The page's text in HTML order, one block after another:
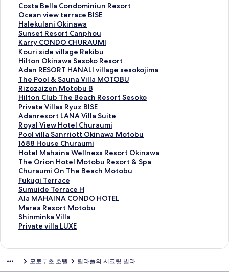
Costa Bella Condominiun Resort
C
o
s
t
a
B
e
l
l
a
C
o
n
d
o
m
i
n
i
u
n
R
e
s
o
이
지
Ocean view terrace BISE
O
c
e
a
n
v
i
e
w
t
e
r
r
a
c
e
B
I
S
E
페
이
지
를
크
Halekulani Okinawa
H
a
l
e
k
u
l
a
n
i
O
k
i
n
a
w
a
페
이
지
를
여
는
Sunset Resort Canphou
S
u
n
s
e
t
R
e
s
o
r
t
C
a
n
p
h
o
u
페
이
지
링
크
Karry CONDO CHURAUMI
K
a
r
r
y
C
O
N
D
O
C
H
U
R
A
U
M
I
페
이
지
링
크
Kouri side village Rekibu
K
o
u
r
i
s
i
d
e
v
i
l
l
a
g
e
R
e
k
i
이
지
Hilton Okinawa Sesoko Resort
H
i
l
t
o
n
O
k
i
n
a
w
a
S
e
s
o
k
o
r
Adan RESORT HANALI village sesokojima
A
d
a
n
R
E
S
O
R
T
H
A
N
A
L
I
v
i
e
The Pool & Sauna Villa MOTOBU
T
h
e
P
o
o
l
&
S
a
u
n
a
V
i
l
l
O
Rizozaizen Motobu B
R
i
z
o
z
a
i
z
e
n
M
o
t
o
b
u
지
를
Hilton Club The Beach Resort Sesoko
H
i
l
t
o
n
C
l
u
b
T
h
e
B
e
e
Private Villas Ryuz BISE
P
r
i
v
a
t
e
V
i
l
l
a
s
R
I
Adanresort LANA Villa Suite
A
d
a
n
r
e
s
o
r
t
L
A
N
l
Royal View Hotel Churaumi
R
o
y
a
l
V
i
e
w
H
o
t
u
Pool villa Sanrriott Okinawa Motobu
P
o
o
l
v
i
l
l
a
S
a
o
1688 House Churaumi
1
6
8
8
H
o
u
s
e
C
u
Hotel Mahaina Wellness Resort Okinawa
H
o
t
e
l
M
a
h
a
W
e
The Orion Hotel Motobu Resort & Spa
T
h
e
O
r
i
o
n
l
Churaumi On The Beach Motobu
C
h
u
r
a
u
m
h
Fukugi Terrace
F
u
k
u
g
i
a
Sumuide Terrace H
S
u
m
u
i
r
Ala MAHAINA CONDO HOTEL
A
l
a
M
N
Marea Resort Motobu
M
a
r
s
Shinminka Villa
S
h
n
Private villa LUXE
P
t
모토부초 호텔 릴라풀의 시크릿 빌라